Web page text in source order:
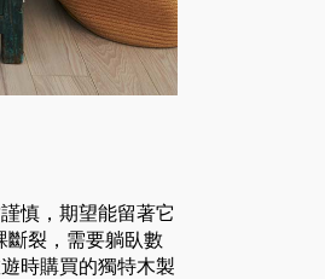
慎，期望能留著它
斷裂，需要躺臥數
時購買的獨特木製